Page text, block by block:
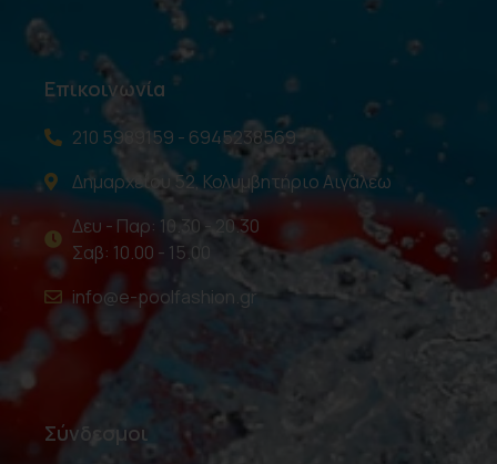
Επικοινωνία
210 5989159 - 6945238569
Δημαρχείου 52, Κολυμβητήριο Αιγάλεω
Δευ - Παρ: 10.30 - 20.30
Σαβ: 10.00 - 15.00
info@e-poolfashion.gr
Σύνδεσμοι